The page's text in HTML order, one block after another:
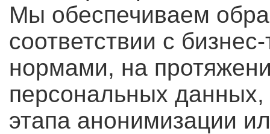
Мы обеспечиваем
соответствии с
нормами, на
персональных
этапа анонимизации